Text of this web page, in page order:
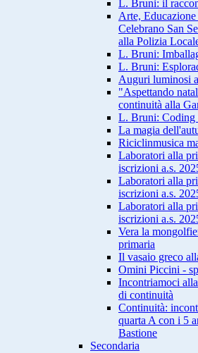
L. Bruni: il
Arte,
Celebrano San
alla Polizia
L. Bruni:
L. Bruni:
Auguri luminosi
"Aspettando
continuità alla
L. Bruni: Coding
La magia
Riciclinmusica
Laboratori alla
iscrizioni a.s.
Laboratori alla
iscrizioni a.s.
Laboratori alla
iscrizioni a.s.
Vera la
primaria
Il vasaio greco
Omini Piccini -
Incontriamoci
di continuità
Continuità:
quarta A con i 5
Bastione
Secondaria